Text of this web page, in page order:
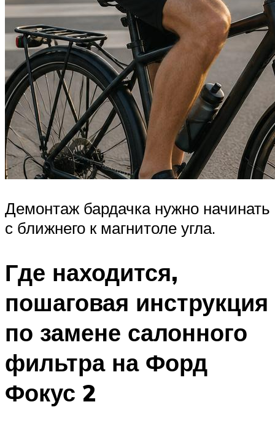
Демонтаж бардачка нужно начинать
с ближнего к магнитоле угла.
Где находится,
пошаговая инструкция
по замене салонного
фильтра на Форд
Фокус 2